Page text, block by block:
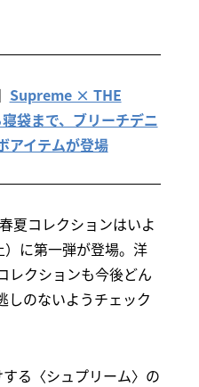
Supreme × THE
袋まで、ブリーチデニ
アイテムが登場
夏コレクションはいよ
に第一弾が登場。洋
レクションも今後どん
しのないようチェック
する〈シュプリーム〉の